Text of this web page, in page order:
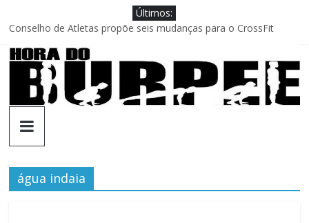
para
conteúdo
Últimos:
Conselho de Atletas propõe seis mudanças para o CrossFit
Brave Fitness entra na ajuda ao Cross Lion
Jason Hopper explica motivo de performance aquém no Games
XENOM anuncia sua 3ª edição para Miami
Quais novos movimentos podem ir para as aulas?
Hora
do
Burpee
água indaia